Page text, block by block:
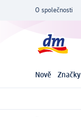
O společnosti
Nově Značky